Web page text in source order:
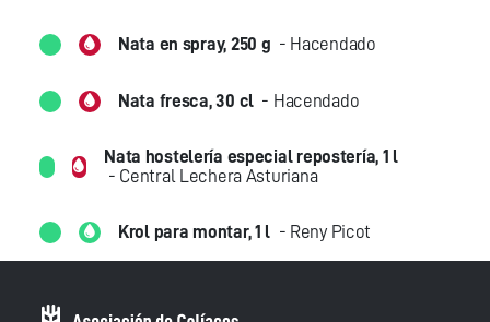
Nata en spray, 250 g - Hacendado
Nata fresca, 30 cl - Hacendado
Nata hostelería especial repostería, 1 l
- Central Lechera Asturiana
Krol para montar, 1 l - Reny Picot